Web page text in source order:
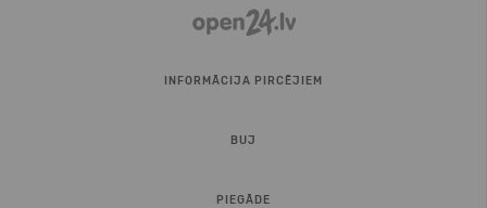
INFORMĀCIJA PIRCĒJIEM
BUJ
PIEGĀDE